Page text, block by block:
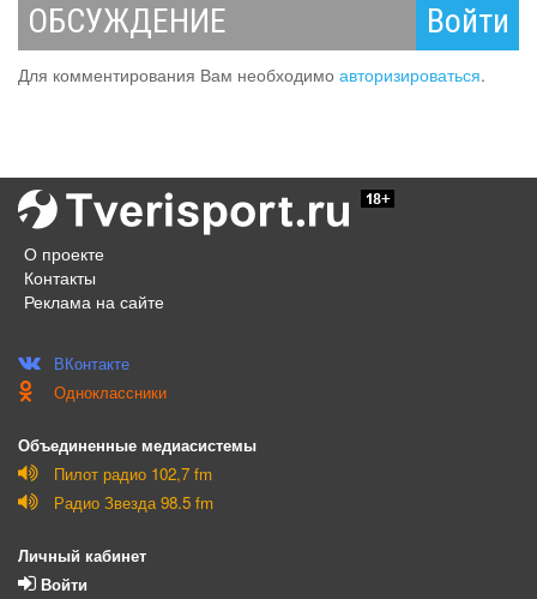
ОБСУЖДЕНИЕ Войти
Для комментирования Вам необходимо авторизироваться.
О проекте
Контакты
Реклама на сайте
ВКонтакте
Одноклассники
Объединенные медиасистемы
Пилот радио 102,7 fm
Радио Звезда 98.5 fm
Личный кабинет
Войти